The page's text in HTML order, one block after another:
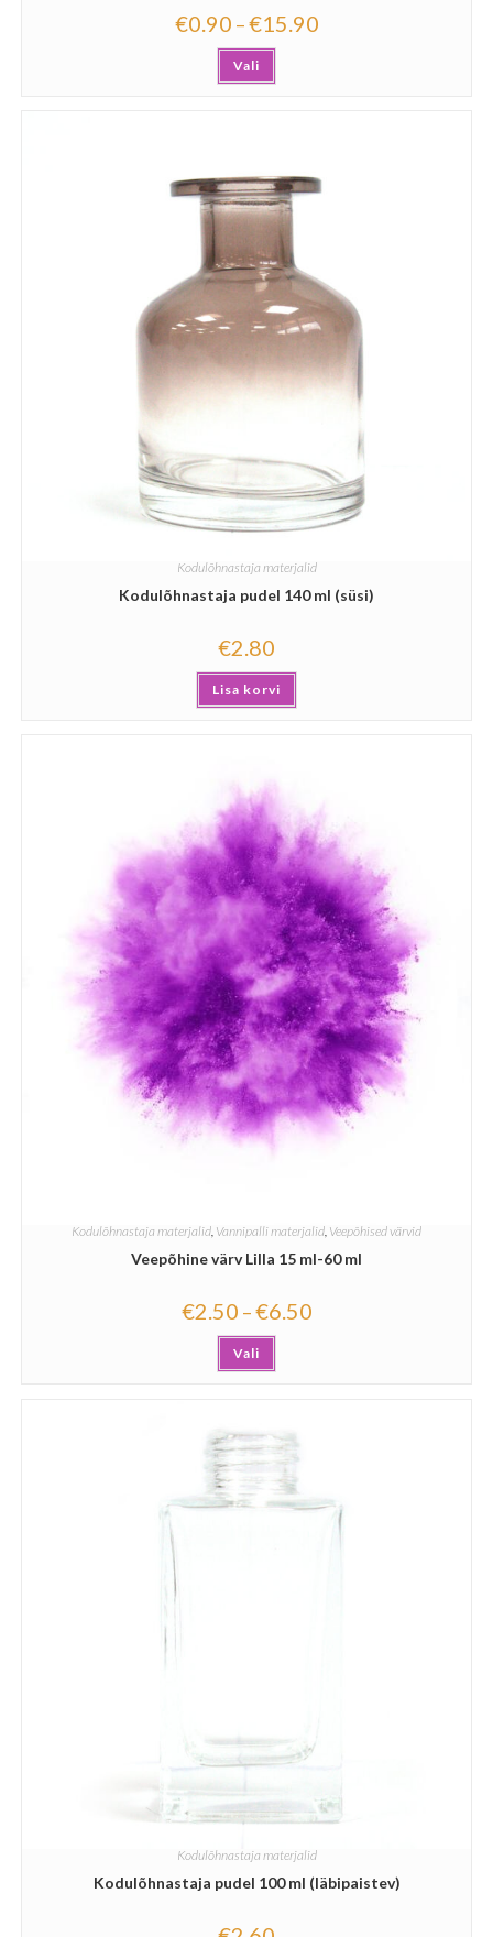
€0.90 –€15.90
Vali
Kodulõhnastaja materjalid
Kodulõhnastaja pudel 140 ml (süsi)
€2.80
Lisa korvi
Kodulõhnastaja materjalid, Vannipalli materjalid, Veepõhised värvid
Veepõhine värv Lilla 15 ml-60 ml
€2.50 –€6.50
Vali
Kodulõhnastaja materjalid
Kodulõhnastaja pudel 100 ml (läbipaistev)